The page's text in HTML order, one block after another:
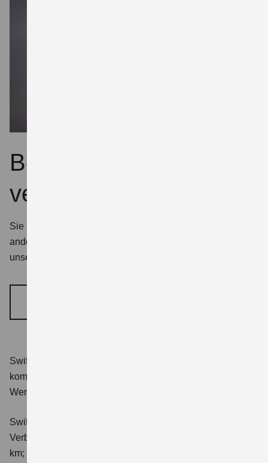
Beratungstermin
vereinbaren
Sie möchten sich zu einem Suzuki Modell oder einem
anderen Thema persönlich beraten lassen? Nutzen Sie
unser Formular, um einen Termin zu vereinbaren.
Swift 1.2 DUALJET HYBRID Club
kombinierter Energieverbrauch 4,4 l/100km; kombinierter
Wert der CO₂-Emission: 98 g/km; CO₂-Klasse: C.
Swift 1.2 DUALJET HYBRID ALLGRIP Club
Verbrauchswerte: kombinierter Energieverbrauch 4,9 l/100
km; kombinierter Wert der CO₂-Emission: 111 g/km; CO₂-